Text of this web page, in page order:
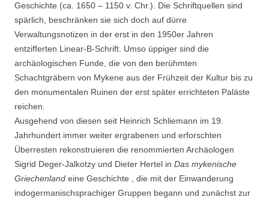
Geschichte (ca. 1650 – 1150 v. Chr.). Die Schriftquellen sind
spärlich, beschränken sie sich doch auf dürre
Verwaltungsnotizen in der erst in den 1950er Jahren
entzifferten Linear-B-Schrift. Umso üppiger sind die
archäologischen Funde, die von den berühmten
Schachtgräbern von Mykene aus der Frühzeit der Kultur bis zu
den monumentalen Ruinen der erst später errichteten Paläste
reichen.
Ausgehend von diesen seit Heinrich Schliemann im 19.
Jahrhundert immer weiter ergrabenen und erforschten
Überresten rekonstruieren die renommierten Archäologen
Sigrid Deger-Jalkotzy und Dieter Hertel in Das mykenische
Griechenland eine Geschichte , die mit der Einwanderung
indogermanischsprachiger Gruppen begann und zunächst zur